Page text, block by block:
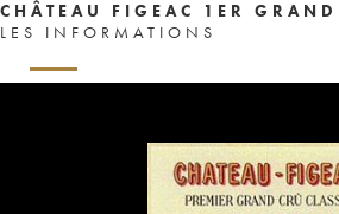
CHÂTEAU FIGEAC 1ER
LES INFORMATIONS